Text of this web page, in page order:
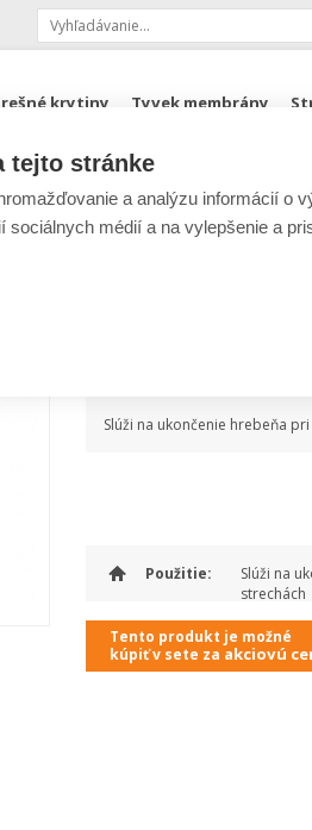
krytiny Tyvek membrány
KJG, ZENIT Podkrovné schody
Slúži na ukončenie hrebeňa
Použitie:
Slúži na
strechách
Tento produkt je možné
kúpiť v sete za akciovú
tejto stránke
a analýzu informácií o
médií a na vylepšenie a